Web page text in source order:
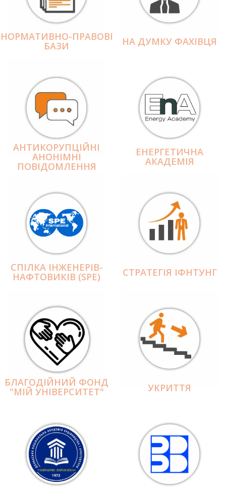
НОРМАТИВНО-ПРАВОВІ
БАЗИ НА ДУМКУ ФАХІВЦЯ
АНТИКОРУПЦІЙНІ
АНОНІМНІ
ПОВІДОМЛЕННЯ
ЕНЕРГЕТИЧНА
АКАДЕМІЯ
СПІЛКА ІНЖЕНЕРІВ-
НАФТОВИКІВ (SPE) СТРАТЕГІЯ ІФНТУНГ
БЛАГОДІЙНИЙ ФОНД
"МІЙ УНІВЕРСИТЕТ" УКРИТТЯ